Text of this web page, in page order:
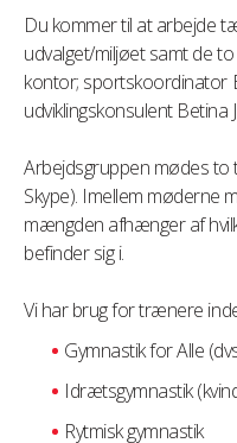
Du kommer til at arbejde
udvalget/miljøet samt de
kontor; sportskoordinator
udviklingskonsulent Betina
Arbejdsgruppen mødes to
Skype). Imellem møderne
mængden afhænger af
befinder sig i.
Vi har brug for trænere
Gymnastik for Alle
Idrætsgymnastik
Rytmisk gymnastik